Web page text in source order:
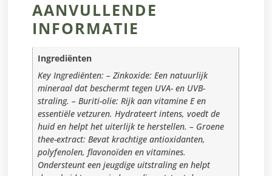
AANVULLENDE
INFORMATIE
Ingrediënten
Key Ingrediënten: – Zinkoxide: Een natuurlijk
mineraal dat beschermt tegen UVA- en UVB-
straling. – Buriti-olie: Rijk aan vitamine E en
essentiële vetzuren. Hydrateert intens, voedt de
huid en helpt het uiterlijk te herstellen. – Groene
thee-extract: Bevat krachtige antioxidanten,
polyfenolen, flavonoïden en vitamines.
Ondersteunt een jeugdige uitstraling en helpt